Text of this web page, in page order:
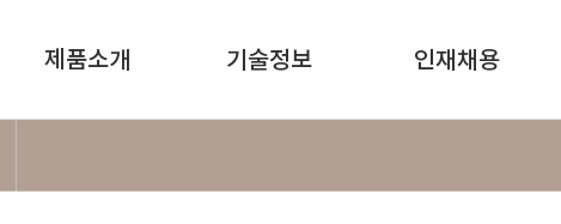
제품소개 기술정보 인재채용